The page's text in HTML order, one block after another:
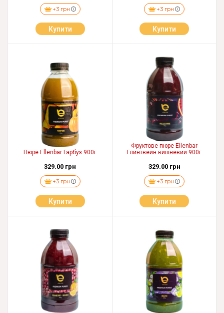
+3 грн
Купити
+3 грн
Купити
Пюре Ellenbar Гарбуз 900г
329.00 грн
+3 грн
Купити
Фруктове пюре Ellenbar
Глинтвейн вишневий 900г
329.00 грн
+3 грн
Купити